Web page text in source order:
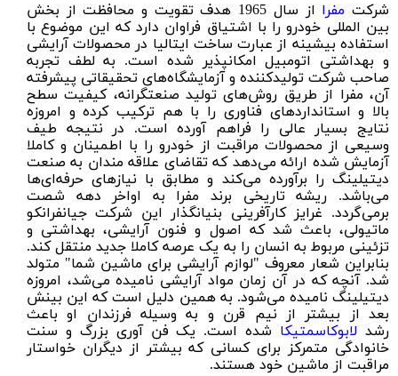
شرکت مفرا
از سال 1965 هدف تقویت و محافظت از بخش
بین المللی خودرو را با اشتیاق فراوان دارد که این موضوع با
استفاده بیشینه از عبارت ساخت ایتالیا در محصولات آرایشی
و بهداشتی اتومبیل امکانپذیر شده است. به لطف تجربه
صاحب شرکت تولیدکننده و آزمایشگاه‌‌های تحقیقاتی پیشرفته
آن، مفرا از طریق روش‌‌های تولید صنعتگرانه، کیفیت سطح
بالا و استانداردهای فناوری را با هم ترکیب کرده و امروزه
نتایج بسیار عالی را فراهم آورده است. در نتیجه طیف
وسیعی از محصولات مراقبت از خودرو را با اطمینان و کاملا
آزمایش شده ارائه می‌دهد که تقاضای علاقه مندان به صنعت
دیتیلینگ را برآورده می‌کند و مطابق با نیازهای حرفه‌ای‌ها
می‌باشد. ریشه تاریخی برند مفرا به اواخر دهه شصت
برمی‌گردد. غرایز کارآفرینی بنیانگذار این شرکت جیانفرانکو
ماتیولی، باعث شد که اصول و فنون آرایشی، بهداشتی و
تزئینی مربوط به انسان را به یک عرصه کاملا جدید منتقل کند.
بنابراین شعار معروف "لوازم آرایشی برای ماشین شما" متولد
شد. آنچه که در آن زمان مواد آرایشی نامیده می‌شد، امروزه
دیتیلینگ نامیده می‌شود. به همین دلیل است که این بینش
بعد از بیشتر از نیم قرن و به وسیله فرزندان او باعث
رشد لابوکاسمتیکا شده است. یک فن آوری بزرگ و سنت
خانوادگی متمرکز برای کسانی که بیشتر از دیگران خواستار
مراقبت از ماشین خود هستند.